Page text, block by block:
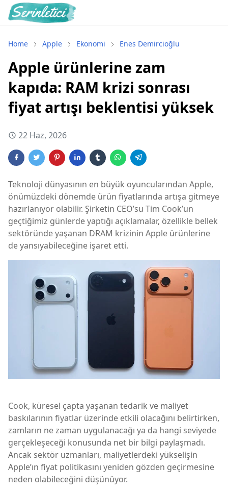
Home Apple Ekonomi Enes Demircioğlu
Apple ürünlerine zam
kapıda: RAM krizi sonrası
fiyat artışı beklentisi yüksek
22 Haz, 2026
Teknoloji dünyasının en büyük oyuncularından Apple,
önümüzdeki dönemde ürün fiyatlarında artışa gitmeye
hazırlanıyor olabilir. Şirketin CEO’su Tim Cook’un
geçtiğimiz günlerde yaptığı açıklamalar, özellikle bellek
sektöründe yaşanan DRAM krizinin Apple ürünlerine
de yansıyabileceğine işaret etti.
Cook, küresel çapta yaşanan tedarik ve maliyet
baskılarının fiyatlar üzerinde etkili olacağını belirtirken,
zamların ne zaman uygulanacağı ya da hangi seviyede
gerçekleşeceği konusunda net bir bilgi paylaşmadı.
Ancak sektör uzmanları, maliyetlerdeki yükselişin
Apple’ın fiyat politikasını yeniden gözden geçirmesine
neden olabileceğini düşünüyor.